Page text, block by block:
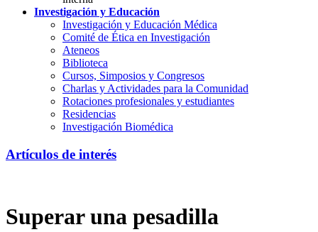
Investigación y Educación
Investigación y Educación Médica
Comité de Ética en Investigación
Ateneos
Biblioteca
Cursos, Simposios y Congresos
Charlas y Actividades para la Comunidad
Rotaciones profesionales y estudiantes
Residencias
Investigación Biomédica
Artículos de interés
Superar una pesadilla